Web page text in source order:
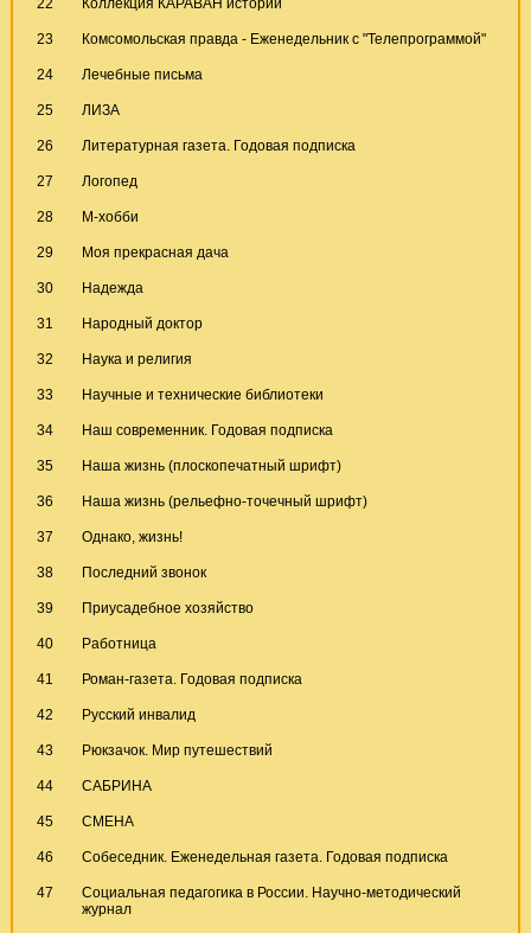
23 Комсомольская правда - Еженедельник с "Телепрограммой"
24 Лечебные письма
25 ЛИЗА
26 Литературная газета. Годовая подписка
27 Логопед
28 М-хобби
29 Моя прекрасная дача
30 Надежда
31 Народный доктор
32 Наука и религия
33 Научные и технические библиотеки
34 Наш современник. Годовая подписка
35 Наша жизнь (плоскопечатный шpифт)
36 Наша жизнь (рельефно-точечный шрифт)
37 Однако, жизнь!
38 Последний звонок
39 Приусадебное хозяйство
40 Работница
41 Роман-газета. Годовая подписка
42 Русский инвалид
43 Рюкзачок. Мир путешествий
44 САБРИНА
45 СМЕНА
46 Собеседник. Еженедельная газета. Годовая подписка
47
Социальная педагогика в России. Научно-методический
журнал